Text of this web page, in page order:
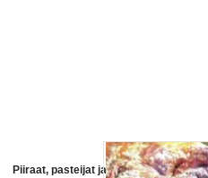
Piiraat, pasteijat ja voileivät, 1997.